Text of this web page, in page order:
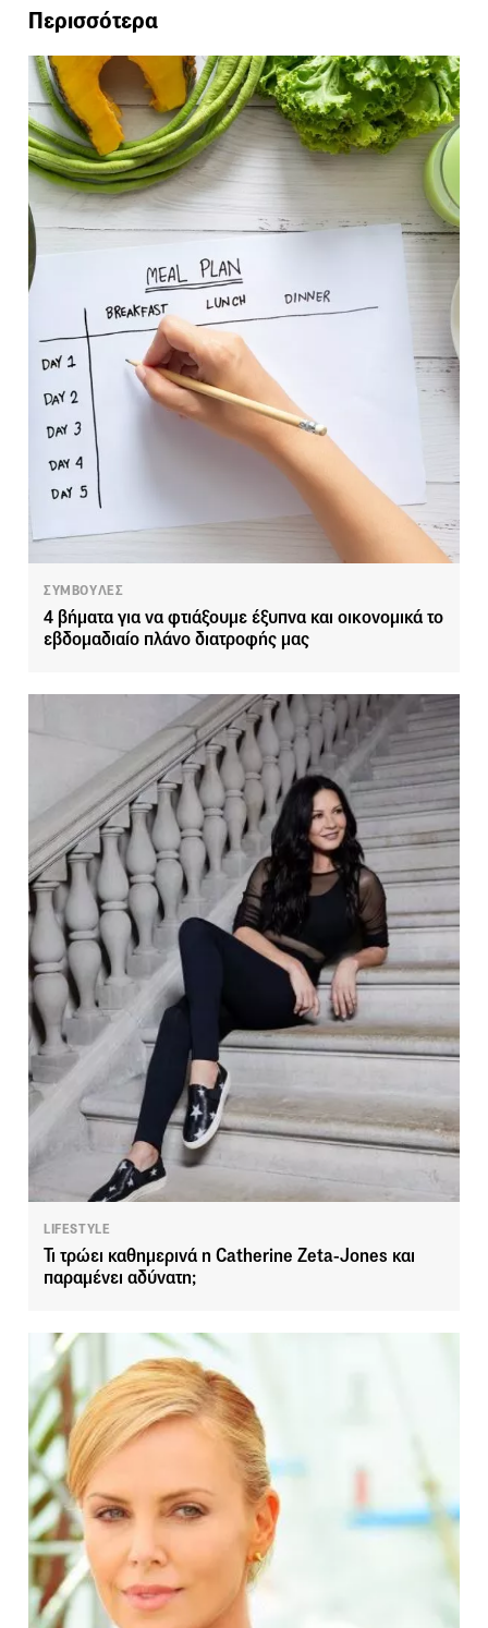
Περισσότερα
ΣΥΜΒΟΥΛΕΣ
4 βήματα για να φτιάξουμε έξυπνα και οικονομικά το
εβδομαδιαίο πλάνο διατροφής μας
LIFESTYLE
Τι τρώει καθημερινά η Catherine Zeta-Jones και
παραμένει αδύνατη;